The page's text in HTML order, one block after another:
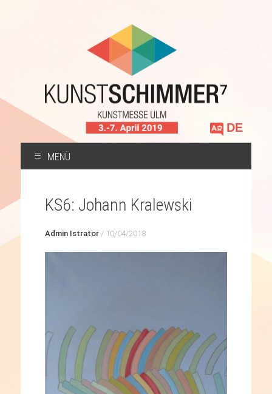
Sprache
auswählen
MENÜ
SPRINGEN
KS6: Johann Kralewski
Admin Istrator/ 10/04/2018